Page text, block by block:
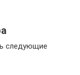
следующие